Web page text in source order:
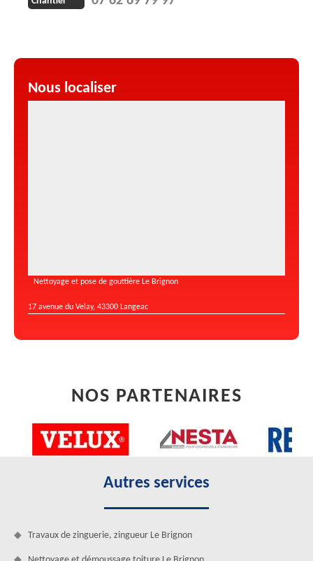
Nous localiser
Nettoyage et pose de gouttière Le Brignon
17 avenue du Velay, 43300 Langeac
NOS PARTENAIRES
Autres services
Travaux de zinguerie, zingueur Le Brignon